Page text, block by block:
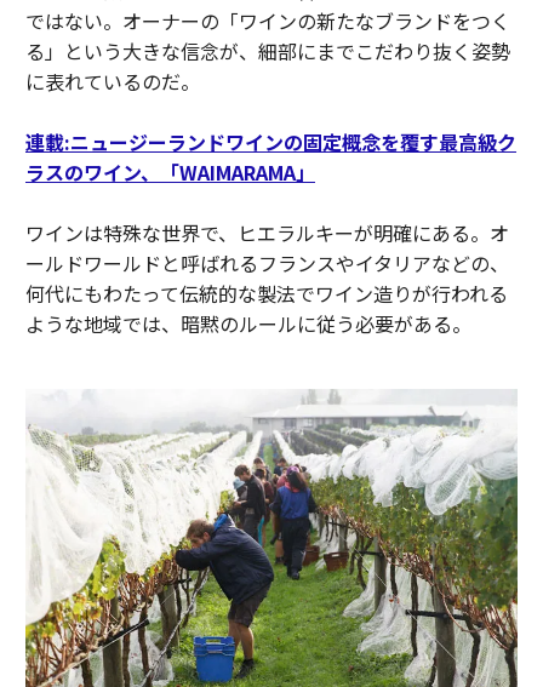
ではない。オーナーの「ワインの新たなブランドをつく
る」という大きな信念が、細部にまでこだわり抜く姿勢
に表れているのだ。
連載:ニュージーランドワインの固定概念を覆す最高級ク
ラスのワイン、「WAIMARAMA」
ワインは特殊な世界で、ヒエラルキーが明確にある。オ
ールドワールドと呼ばれるフランスやイタリアなどの、
何代にもわたって伝統的な製法でワイン造りが行われる
ような地域では、暗黙のルールに従う必要がある。